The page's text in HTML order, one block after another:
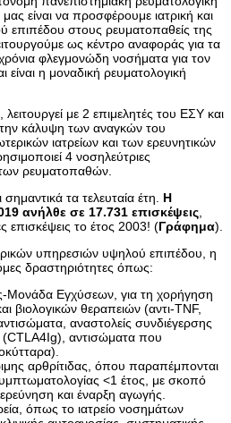
είναι να προσφέρουμε ιατρική και
επιπέδου στους ρευματοπαθείς της
ως κέντρο αναφοράς για τα
φλεγμονώδη νοσήματα για τον
η μοναδική ρευματολογική
με 2 επιμελητές του ΕΣΥ και
κάλυψη των αναγκών του
ιατρείων και των ερευνητικών
4 νοσηλεύτριες
των ρευματοπαθών.
τα τελευταία έτη. Η
ανήλθε σε 17.731 επισκέψεις
επισκέψεις το έτος 2003! (Γράφημα).
υπηρεσιών υψηλού επιπέδου, η
δραστηριότητες όπως:
Μονάδα Εγχύσεων, για τη χορήγηση
βιολογικών θεραπειών (αντι-ΤΝF,
αναστολείς συνδιέγερσης
αντισώματα που
αρθρίτιδας, όπου παραπέμπονται
<1 έτος, με σκοπό
και έναρξη αγωγής.
όπως το ιατρείο νοσημάτων